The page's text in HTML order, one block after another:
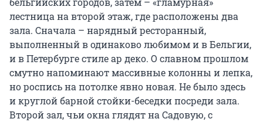
лестница на второй этаж, где расположены два
зала. Сначала – нарядный ресторанный,
выполненный в одинаково любимом и в Бельгии,
и в Петербурге стиле ар деко. О славном прошлом
смутно напоминают массивные колонны и лепка,
но роспись на потолке явно новая. Не было здесь
и круглой барной стойки-беседки посреди зала.
Второй зал, чьи окна глядят на Садовую, с